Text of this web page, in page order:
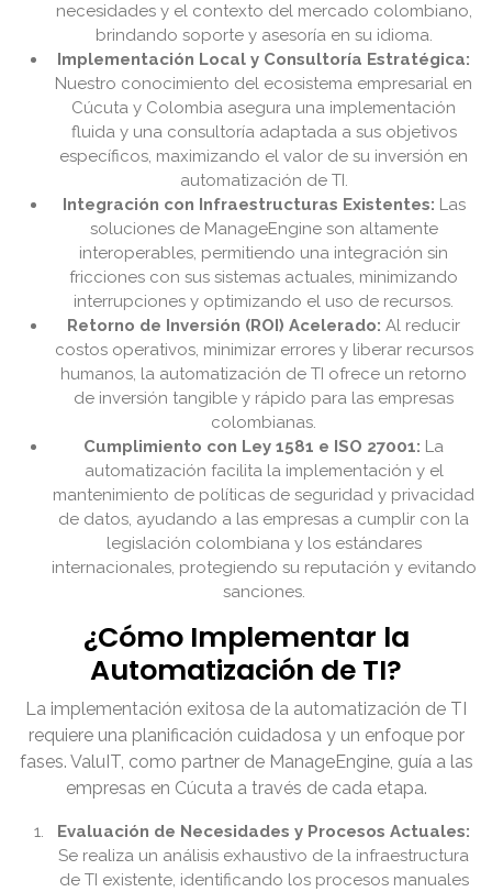
necesidades y el contexto del mercado colombiano,
brindando soporte y asesoría en su idioma.
Implementación Local y Consultoría Estratégica:
Nuestro conocimiento del ecosistema empresarial en
Cúcuta y Colombia asegura una implementación
fluida y una consultoría adaptada a sus objetivos
específicos, maximizando el valor de su inversión en
automatización de TI.
Integración con Infraestructuras Existentes: Las
soluciones de ManageEngine son altamente
interoperables, permitiendo una integración sin
fricciones con sus sistemas actuales, minimizando
interrupciones y optimizando el uso de recursos.
Retorno de Inversión (ROI) Acelerado: Al reducir
costos operativos, minimizar errores y liberar recursos
humanos, la automatización de TI ofrece un retorno
de inversión tangible y rápido para las empresas
colombianas.
Cumplimiento con Ley 1581 e ISO 27001: La
automatización facilita la implementación y el
mantenimiento de políticas de seguridad y privacidad
de datos, ayudando a las empresas a cumplir con la
legislación colombiana y los estándares
internacionales, protegiendo su reputación y evitando
sanciones.
¿Cómo Implementar la
Automatización de TI?
La implementación exitosa de la automatización de TI
requiere una planificación cuidadosa y un enfoque por
fases. ValuIT, como partner de ManageEngine, guía a las
empresas en Cúcuta a través de cada etapa.
Evaluación de Necesidades y Procesos Actuales:
Se realiza un análisis exhaustivo de la infraestructura
de TI existente, identificando los procesos manuales